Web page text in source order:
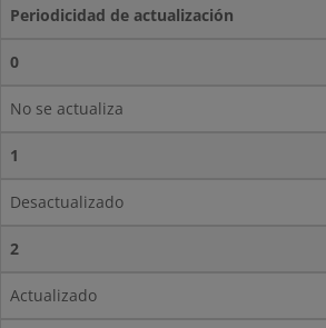
Periodicidad de actualización
0
No se actualiza
1
Desactualizado
2
Actualizado